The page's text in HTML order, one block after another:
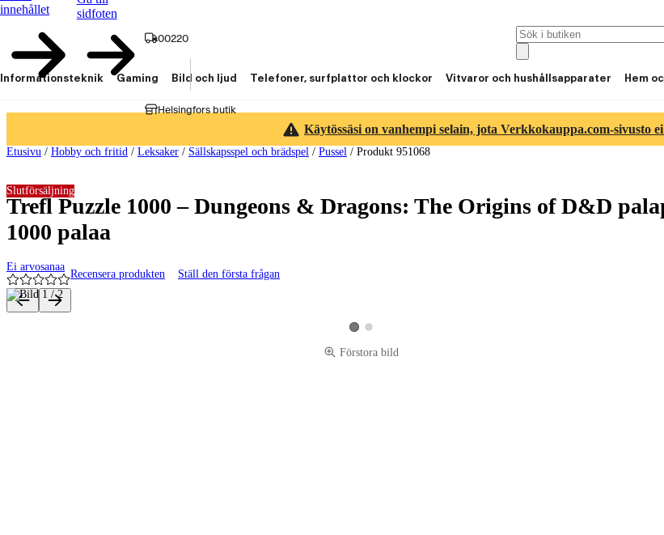
innehållet
sidfoten
00220
Helsingfors butik
Informationsteknik Gaming Bild och ljud Telefoner, surfplattor och klockor Vitvaror och hushållsapparater Hem
Käytössäsi on vanhempi selain, jota Verkkokauppa.com-sivusto
Etusivu / Hobby och fritid / Leksaker / Sällskapsspel och brädspel / Pussel / Produkt 951068
Trefl Puzzle 1000 – Dungeons & Dragons: The Origins of D&D
1000 palaa
Ei arvosanaa
Recensera produkten Ställ den första frågan
Slutförsäljning
Produktbilder och videor
Visa produktbild 1
Visa produktbild 2
Förstora bild